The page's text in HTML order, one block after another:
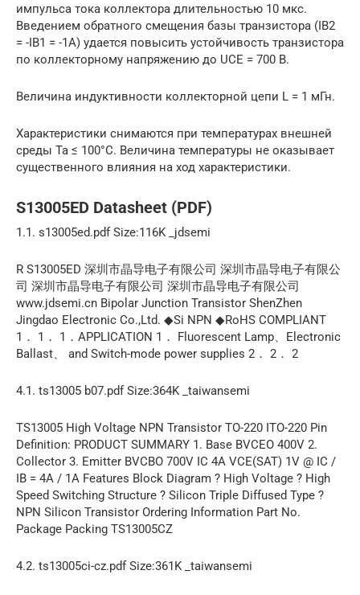
импульса тока коллектора длительностью 10 мкс.
Введением обратного смещения базы транзистора (IB2
= -IB1 = -1А) удается повысить устойчивость транзистора
по коллекторному напряжению до UCE = 700 В.
Величина индуктивности коллекторной цепи L = 1 мГн.
Характеристики снимаются при температурах внешней
среды Ta ≤ 100°C. Величина температуры не оказывает
существенного влияния на ход характеристики.
S13005ED Datasheet (PDF)
1.1. s13005ed.pdf Size:116K _jdsemi
R S13005ED 深圳市晶导电子有限公司 深圳市晶导电子有限公
司 深圳市晶导电子有限公司 深圳市晶导电子有限公司
www.jdsemi.cn Bipolar Junction Transistor ShenZhen
Jingdao Electronic Co.,Ltd. ◆Si NPN ◆RoHS COMPLIANT
1． 1． 1．APPLICATION 1． Fluorescent Lamp、Electronic
Ballast、 and Switch-mode power supplies 2． 2． 2
4.1. ts13005 b07.pdf Size:364K _taiwansemi
TS13005 High Voltage NPN Transistor TO-220 ITO-220 Pin
Definition: PRODUCT SUMMARY 1. Base BVCEO 400V 2.
Collector 3. Emitter BVCBO 700V IC 4A VCE(SAT) 1V @ IC /
IB = 4A / 1A Features Block Diagram ? High Voltage ? High
Speed Switching Structure ? Silicon Triple Diffused Type ?
NPN Silicon Transistor Ordering Information Part No.
Package Packing TS13005CZ
4.2. ts13005ci-cz.pdf Size:361K _taiwansemi